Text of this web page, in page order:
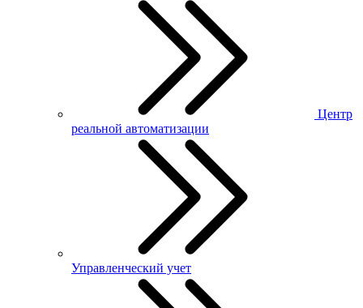
Центр
реальной автоматизации
Управленческий учет